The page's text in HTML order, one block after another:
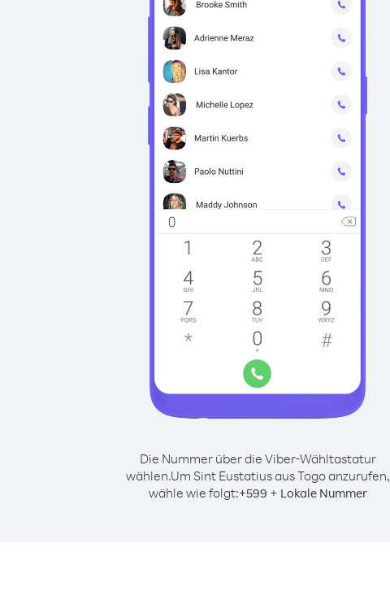
Die Nummer über die Viber-Wähltastatur
wählen.Um Sint Eustatius aus Togo anzurufen,
wähle wie folgt:+599 + Lokale Nummer